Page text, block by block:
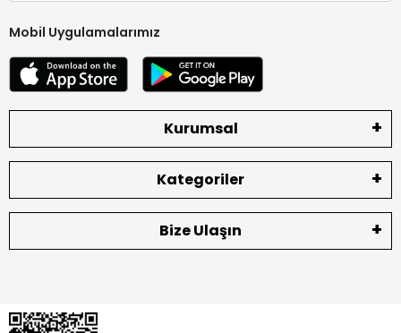
Mobil Uygulamalarımız
Kurumsal
Kategoriler
Bize Ulaşın